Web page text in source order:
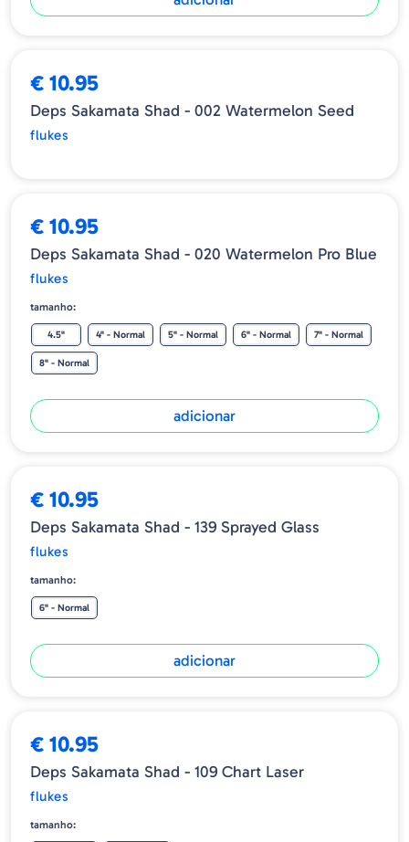
€ 10.95
Deps Sakamata Shad - 002 Watermelon Seed
flukes
€ 10.95
Deps Sakamata Shad - 020 Watermelon Pro Blue
flukes
tamanho:
4.5" 4" - Normal 5" - Normal 6" - Normal 7" - Normal
8" - Normal
adicionar
€ 10.95
Deps Sakamata Shad - 139 Sprayed Glass
flukes
tamanho:
6" - Normal
adicionar
€ 10.95
Deps Sakamata Shad - 109 Chart Laser
flukes
tamanho: